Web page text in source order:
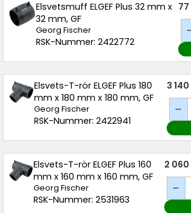
Elsvetsmuff ELGEF Plus 32 mm x
32 mm, GF
Georg Fischer
RSK-Nummer: 2422772
Elsvets-T-rör ELGEF Plus 180
mm x 180 mm x 180 mm, GF
Georg Fischer
RSK-Nummer: 2422941
3
Elsvets-T-rör ELGEF Plus 160
mm x 160 mm x 160 mm, GF
Georg Fischer
RSK-Nummer: 2531963
2 060